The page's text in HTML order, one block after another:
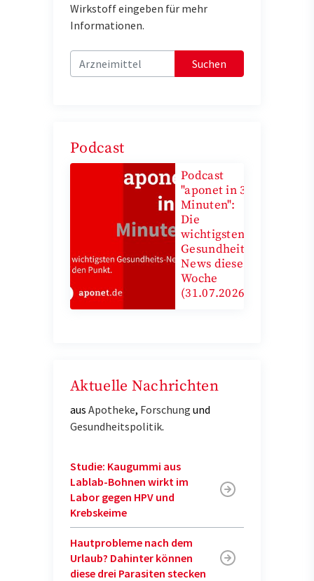
Wirkstoff eingeben für mehr
Informationen.
Suchen
Podcast
Podcast
"aponet in 3
Minuten":
Die
wichtigsten
Gesundheits-
News diese
Woche
(31.07.2026)
Aktuelle Nachrichten
aus Apotheke, Forschung und
Gesundheitspolitik.
Studie: Kaugummi aus
Lablab-Bohnen wirkt im
Labor gegen HPV und
Krebskeime
Hautprobleme nach dem
Urlaub? Dahinter können
diese drei Parasiten stecken